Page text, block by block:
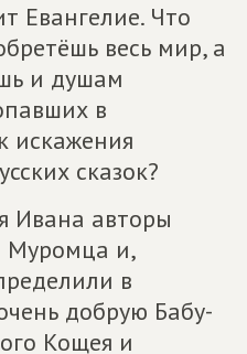
Евангелие. Что
весь мир, а
и душам
в
искажения
сказок?
Ивана авторы
Муромца и,
в
добрую Бабу-
Кощея и